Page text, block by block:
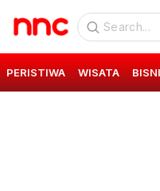
PERISTIWA WISATA